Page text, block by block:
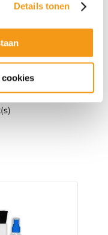
Details tonen
Pro